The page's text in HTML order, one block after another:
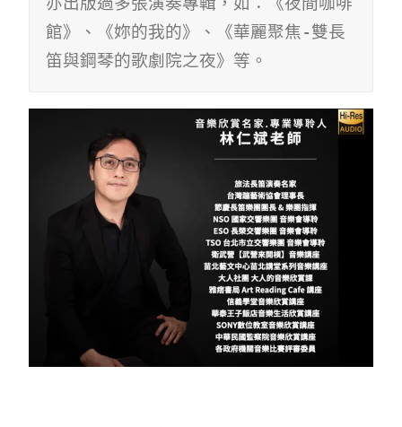
館》、《妳的我的》、《華麗聚焦-雙長
笛與鋼琴的歌劇院之夜》等。